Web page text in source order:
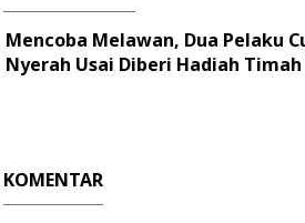
Mencoba Melawan, Dua Pelaku
Nyerah Usai Diberi Hadiah Timah
KOMENTAR